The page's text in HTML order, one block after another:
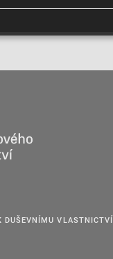
DUŠEVNÍMU VLASTNICTVÍ